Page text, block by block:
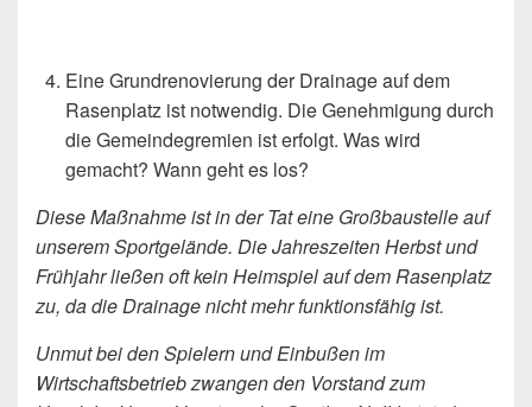
Eine Grundrenovierung der Drainage auf dem
Rasenplatz ist notwendig. Die Genehmigung durch
die Gemeindegremien ist erfolgt. Was wird
gemacht? Wann geht es los?
Diese Maßnahme ist in der Tat eine Großbaustelle auf
unserem Sportgelände. Die Jahreszeiten Herbst und
Frühjahr ließen oft kein Heimspiel auf dem Rasenplatz
zu, da die Drainage nicht mehr funktionsfähig ist.
Unmut bei den Spielern und Einbußen im
Wirtschaftsbetrieb zwangen den Vorstand zum